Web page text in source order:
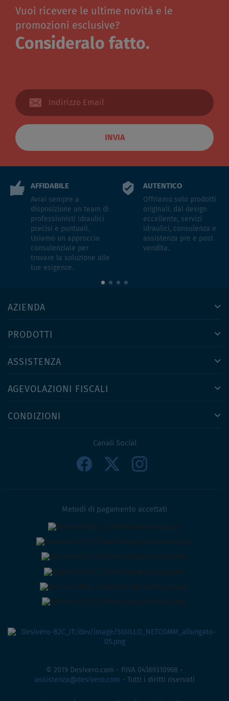
Vuoi ricevere le ultime novità e le
promozioni esclusive?
Consideralo fatto.
INVIA
AFFIDABILE
Avrai sempre a
disposizione un team di
professionisti idraulici
precisi e puntuali.
Usiamo un approccio
consulenziale per
trovare la soluzione alle
tue esigenze.
AUTENTICO
Offriamo solo prodotti
originali, dal design
eccellente, servizi
idraulici, consulenza e
assistenza pre e post
vendita.
AZIENDA
PRODOTTI
ASSISTENZA
AGEVOLAZIONI FISCALI
CONDIZIONI
Canali Social
Metodi di pagamento accettati
© 2019 Desivero.com - P.IVA 04369310968 -
assistenza@desivero.com - Tutti i diritti riservati